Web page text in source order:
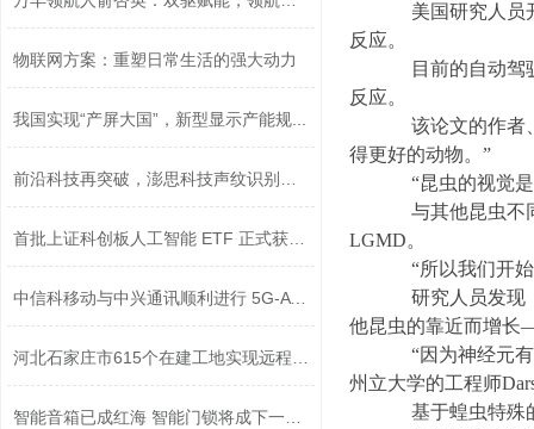
物联网方案：重塑日常生活的强大动力
我国实现“产屏大国”，新型显示产能规...
中信科移动与中兴通讯顺利进行 5G-A 技...
美国研究人员开
反应。
目前的自动驾驶
反应。
该论文的作者、
得更好的动物。”
“昆虫的视觉是
与其他昆虫不同
LGMD。
“所以我们开始
研究人员发现，
他昆虫的靠近而增
“因为神经元有
州立大学的工程师
基于蝗虫特殊的